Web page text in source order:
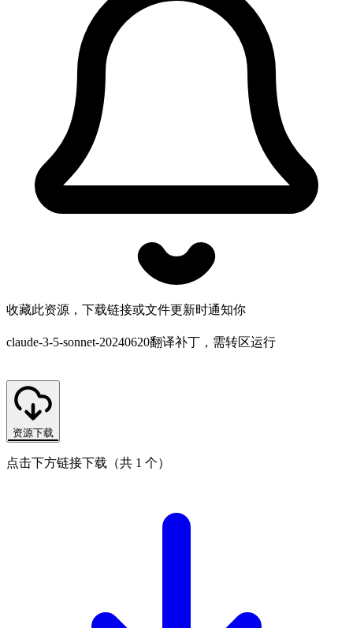
收藏此资源，下载链接或文件更新时通知你
claude-3-5-sonnet-20240620翻译补丁，需转区运行
资源下载
点击下方链接下载（共 1 个）